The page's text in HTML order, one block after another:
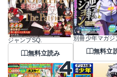
ジャンプSQ.
無料立読み
別冊少年マガジ
無料立